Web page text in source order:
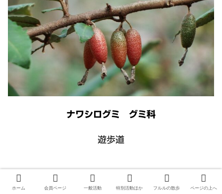
ナワシログミ グミ科
遊歩道
ホーム 会員ページ 一般活動 特別活動ほか フルルの散歩 ページの上へ